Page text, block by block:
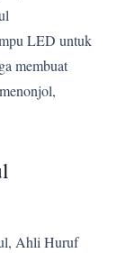
LED untuk
membuat
Ahli Huruf